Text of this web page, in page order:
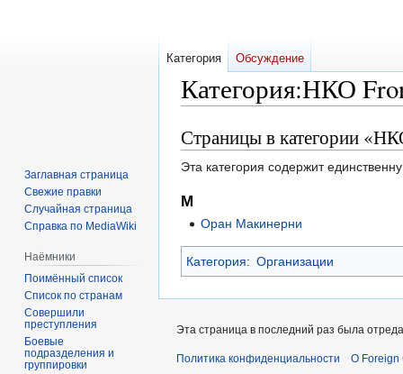
Категория:НКО
Перейти
к
навигации
Перейти
к
поиску
Страницы в категории
Эта категория содержит
М
Оран Макинерни
Категория: Организации
Категория Обсуждение
Заглавная страница
Свежие правки
Случайная страница
Справка по MediaWiki
Наёмники
Поимённый список
Список по странам
Совершили
преступления
Боевые
подразделения и
группировки
Эта страница в последний раз была
Политика конфиденциальности О Foreign